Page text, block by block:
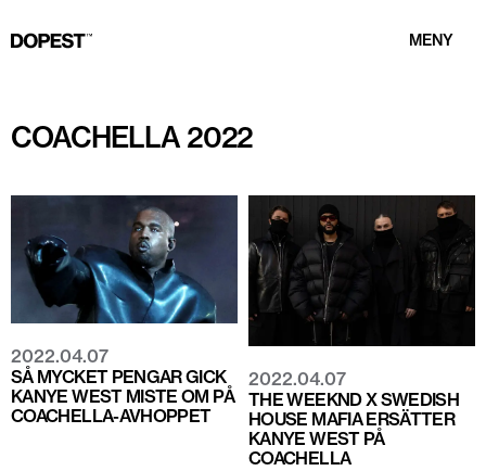
MENY
COACHELLA 2022
2022.04.07
SÅ MYCKET PENGAR GICK
KANYE WEST MISTE OM PÅ
COACHELLA-AVHOPPET
2022.04.07
THE WEEKND X SWEDISH
HOUSE MAFIA ERSÄTTER
KANYE WEST PÅ
COACHELLA